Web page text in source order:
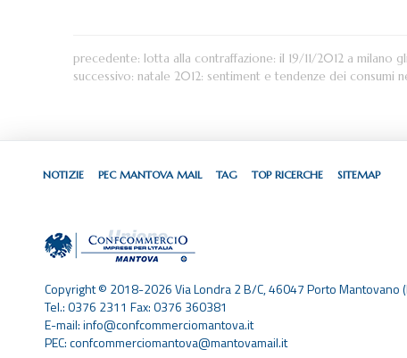
precedente: lotta alla contraffazione: il 19/11/2012 a milano
successivo: natale 2012: sentiment e tendenze dei consumi
NOTIZIE PEC MANTOVA MAIL TAG TOP RICERCHE SITEMAP
Copyright © 2018-2026 Via Londra 2 B/C, 46047 Porto Mantovano
Tel.: 0376 2311 Fax: 0376 360381
E-mail: info@confcommerciomantova.it
PEC: confcommerciomantova@mantovamail.it